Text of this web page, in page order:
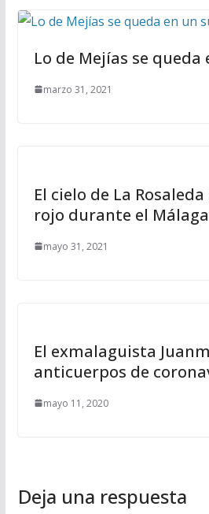
Lo de Mejías se queda
marzo 31, 2021
El cielo de La
rojo durante el
mayo 31, 2021
El exmalaguista
anticuerpos de
mayo 11, 2020
Deja una respuesta